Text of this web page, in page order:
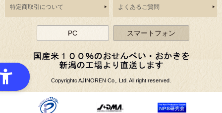
特定商取引について よくあるご質問
PC スマートフォン
Copyrightc AJINOREN Co,. Ltd. All right reserved.